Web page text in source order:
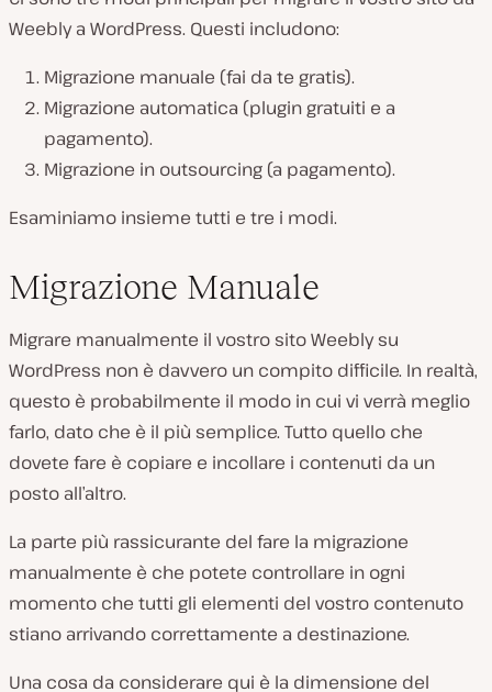
Weebly a WordPress. Questi includono:
Migrazione manuale (fai da te gratis).
Migrazione automatica (plugin gratuiti e a
pagamento).
Migrazione in outsourcing (a pagamento).
Esaminiamo insieme tutti e tre i modi.
Migrazione Manuale
Migrare manualmente il vostro sito Weebly su
WordPress non è davvero un compito difficile. In realtà,
questo è probabilmente il modo in cui vi verrà meglio
farlo, dato che è il più semplice. Tutto quello che
dovete fare è copiare e incollare i contenuti da un
posto all’altro.
La parte più rassicurante del fare la migrazione
manualmente è che potete controllare in ogni
momento che tutti gli elementi del vostro contenuto
stiano arrivando correttamente a destinazione.
Una cosa da considerare qui è la dimensione del